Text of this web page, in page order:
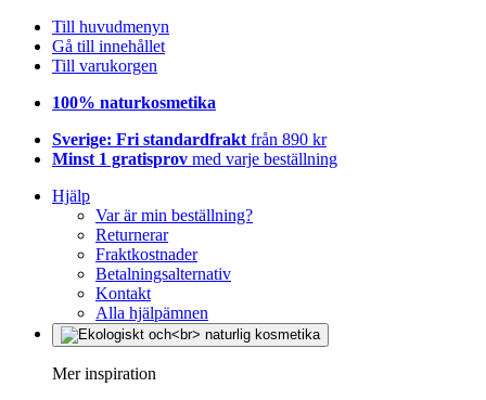
Till huvudmenyn
Gå till innehållet
Till varukorgen
100% naturkosmetika
Sverige: Fri standardfrakt från 890 kr
Minst 1 gratisprov med varje beställning
Hjälp
Var är min beställning?
Returnerar
Fraktkostnader
Betalningsalternativ
Kontakt
Alla hjälpämnen
Mer inspiration